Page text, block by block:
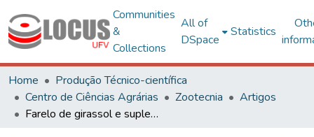
Communities
&
Collections
All of
DSpace
Statistics
Home
Produção Técnico-científica
Centro de Ciências Agrárias
Zootecnia
Artigos
Farelo de girassol e suplementação de complexo enzimático em dietas para suínos em crescimento e terminação